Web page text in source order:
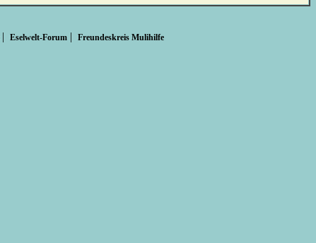
| Eselwelt-Forum | Freundeskreis Mulihilfe